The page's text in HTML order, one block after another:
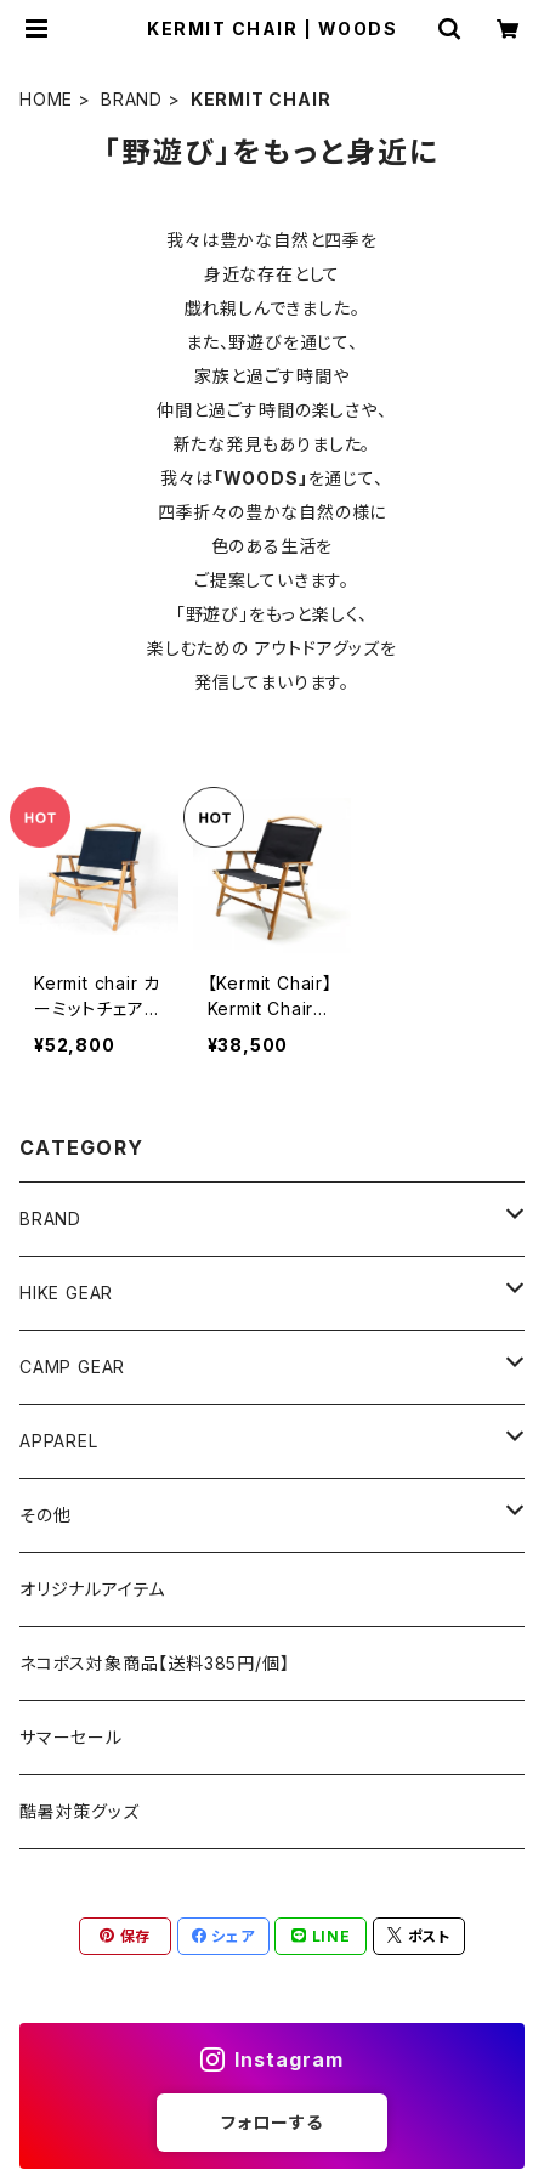
KERMIT CHAIR | WOODS
HOME BRAND KERMIT CHAIR
「野遊び」をもっと身近に
我々は豊かな自然と四季を
身近な存在として
戯れ親しんできました。
また、野遊びを通じて、
家族と過ごす時間や
仲間と過ごす時間の楽しさや、
新たな発見もありました。
我々は「WOODS」 を通じて、
四季折々の豊かな自然の様に
色のある生活を
ご提案していきます。
「野遊び」をもっと楽しく、
楽しむための アウトドアグッズを
発信してまいります。
Kermit chair カ
ーミットチェア
made in USA
¥52,800
【Kermit Chair】
Kermit Chair+
（OAK）
¥38,500
CATEGORY
BRAND
andwander
ANOBA
AO COOLERS
asobito
AS2OV
AXESQUIN
Ballistics
BEDROCK SANDALS
BROOKLYN WORKS
HIKE GEAR
テント、シェルター
バックパック
ポーチ／サコッシュ
ストレージ
パッキングアクセサリー
スリーピングギア
クッキングギア
ヘッドライト／ランタン
アクセサリー
CAMP GEAR
テント、タープ
テント、シェルター
タープ
スリーピングギア
寝袋
マット
アクセサリー
テーブル、チェア
テーブル
チェア
ランタン、ライト
燃料ランタン
LEDライト
焚火台／薪ストーブ
焚火台
七輪、グリル
暖房器具
ガスストーブ
斧、鉈
クッキングギア
バーナー／ストーブ
カトラリー
コンテナ、ギアケース
APPAREL
トップス
ボトムス
アンダーウェア
ハンドウェア
ヘッドギア
フットウェア
アクセサリー
その他
遊び
フィッシング
ラジコン
ケア用品
雑貨
アウトレット
オリジナルアイテム
ネコポス対象商品【送料385円/個】
サマーセール
酷暑対策グッズ
保存 シェア LINE ポスト
Instagram
フォローする